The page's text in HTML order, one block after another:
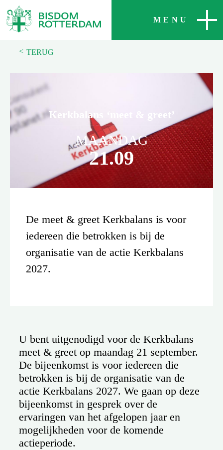
MENU
SLUITEN
< TERUG
Kerkbalans ‘meet & greet’
MAANDAG
21.09
De meet & greet Kerkbalans is voor
iedereen die betrokken is bij de
organisatie van de actie Kerkbalans
2027.
U bent uitgenodigd voor de Kerkbalans
meet & greet op maandag 21 september.
De bijeenkomst is voor iedereen die
betrokken is bij de organisatie van de
actie Kerkbalans 2027. We gaan op deze
bijeenkomst in gesprek over de
ervaringen van het afgelopen jaar en
mogelijkheden voor de komende
actieperiode.